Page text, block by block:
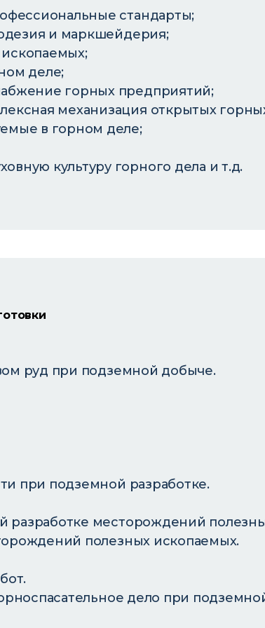
стандарты;
и маркшейдерия;
деле;
горных предприятий;
механизация открытых
в горном деле;
культуру горного дела и т.д.
руд при подземной добыче.
при подземной разработке.
месторождений
полезных ископаемых.
дело при